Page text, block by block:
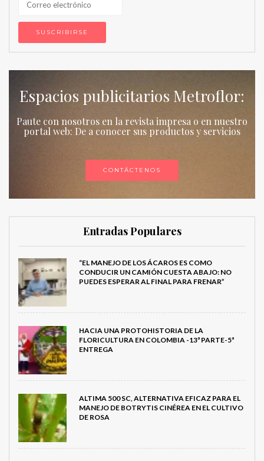
Espacios publicitarios Metroflor:
Paute con nosotros en la revista impresa o en nuestro
portal web: De a conocer sus productos y servicios
CONTÁCTENOS
Entradas Populares
“EL MANEJO DE LOS ÁCAROS ES COMO
CONDUCIR UN CAMIÓN CUESTA ABAJO: NO
PUEDES ESPERAR AL FINAL PARA FRENAR”
HACIA UNA PROTOHISTORIA DE LA
FLORICULTURA EN COLOMBIA -13ª PARTE-5ª
ENTREGA
ALTIMA 500 SC, ALTERNATIVA EFICAZ PARA EL
MANEJO DE BOTRYTIS CINÉREA EN EL CULTIVO
DE ROSA